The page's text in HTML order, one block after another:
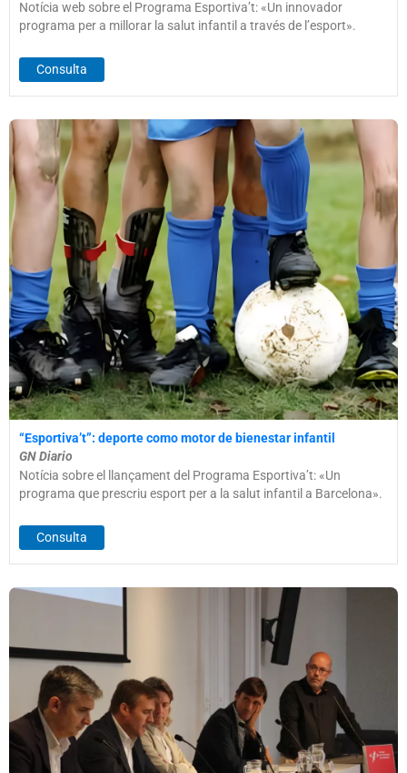
Notícia web sobre el Programa Esportiva’t: «Un innovador
programa per a millorar la salut infantil a través de l’esport».
Consulta
“Esportiva’t”: deporte como motor de bienestar infantil
GN Diario
Notícia sobre el llançament del Programa Esportiva’t: «Un
programa que prescriu esport per a la salut infantil a Barcelona».
Consulta